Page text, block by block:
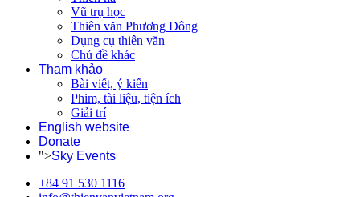
Vũ trụ học
Thiên văn Phương Đông
Dụng cụ thiên văn
Chủ đề khác
Tham khảo
Bài viết, ý kiến
Phim, tài liệu, tiện ích
Giải trí
English website
Donate
">Sky Events
+84 91 530 1116